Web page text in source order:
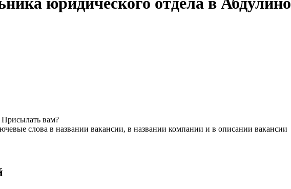
Присылать вам?
слова в названии вакансии, в названии компании и в описании вакансии